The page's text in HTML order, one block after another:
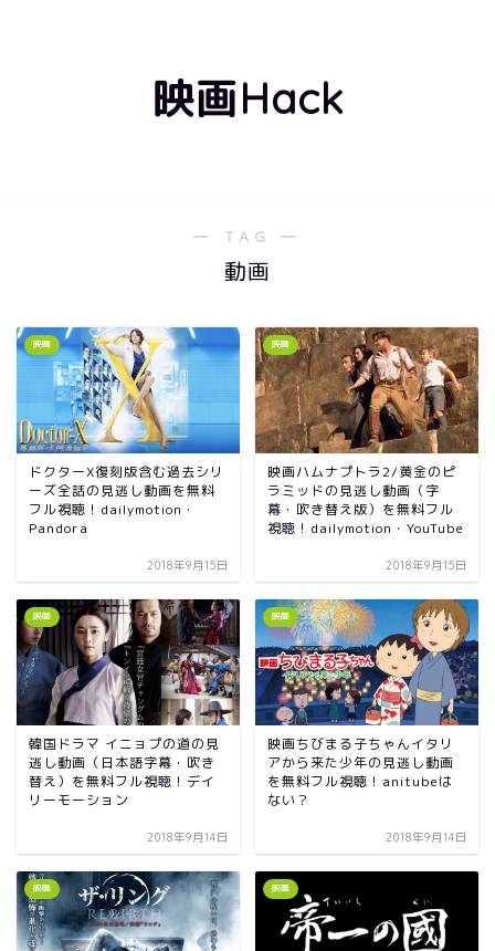
映画Hack
― TAG ―
動画
映画
ドクターX復刻版含む過去シリ
ーズ全話の見逃し動画を無料
フル視聴！dailymotion・
Pandora
2018年9月15日
映画
映画ハムナプトラ2/黄金のピ
ラミッドの見逃し動画（字
幕・吹き替え版）を無料フル
視聴！dailymotion・YouTube
2018年9月15日
映画
韓国ドラマ イニョプの道の見
逃し動画（日本語字幕・吹き
替え）を無料フル視聴！デイ
リーモーション
2018年9月14日
映画
映画ちびまる子ちゃんイタリ
アから来た少年の見逃し動画
を無料フル視聴！anitubeは
ない？
2018年9月14日
映画 映画